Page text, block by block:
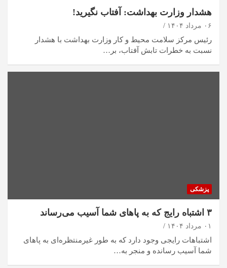
هشدار وزارت بهداشت: آفتاب نگیرید!
۰۶ مرداد ۱۴۰۴
رئیس مرکز سلامت محیط و کار وزارت بهداشت با هشدار
نسبت به خطرات تابش آفتاب، بر…
پزشکی
۳ اشتباه رایج که به پا‌های شما آسیب می‌رساند
۰۱ مرداد ۱۴۰۴
اشتباهات رایجی وجود دارد که به طور غیرمنتظره‌ای به پا‌های
شما آسیب رسانده و منجر به…